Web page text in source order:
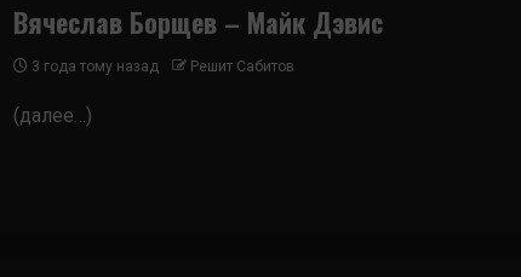
Вячеслав Борщев – Майк Дэвис
3 года тому назад Решит Сабитов
(далее…)